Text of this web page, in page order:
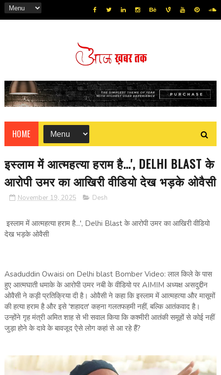
HOME
इस्लाम में आत्महत्या हराम है...', DELHI BLAST के
आरोपी उमर का आखिरी वीडियो देख भड़के ओवैसी
November 19, 2025 Desh
इस्लाम में आत्महत्या हराम है...', Delhi Blast के आरोपी उमर का आखिरी वीडियो
देख भड़के ओवैसी
Asaduddin Owaisi on Delhi blast Bomber Video: लाल किले के पास
हुए आत्मघाती धमाके के आरोपी उमर नबी के वीडियो पर AIMIM अध्यक्ष असदुद्दीन
ओवैसी ने कड़ी प्रतिक्रिया दी है। ओवैसी ने कहा कि इस्लाम में आत्महत्या और मासूमों
की हत्या हराम है और इसे 'शहादत' कहना गलतफहमी नहीं, बल्कि आतंकवाद है।
उन्होंने गृह मंत्री अमित शाह से भी सवाल किया कि कश्मीरी आतंकी समूहों से कोई नहीं
जुड़ा होने के दावे के बावजूद ऐसे लोग कहां से आ रहे हैं?